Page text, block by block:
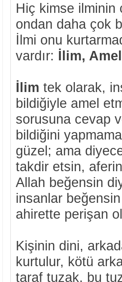
Hiç kimse ilminin
ondan daha çok
İlmi onu
vardır: İlim,
İlim tek olarak,
bildiğiyle amel
sorusuna cevap
bildiğini
güzel; ama
takdir etsin,
Allah beğensin
insanlar
ahirette perişan
Kişinin dini,
kurtulur, kötü
taraf tuzak, bu